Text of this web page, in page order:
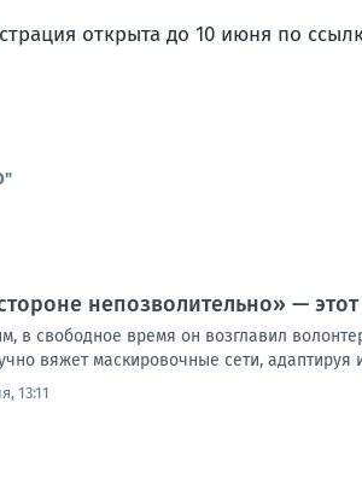
открыта до 10 июня по
непозволительно» —
в свободное время он возглавил
вяжет маскировочные сети, адаптируя
13:11